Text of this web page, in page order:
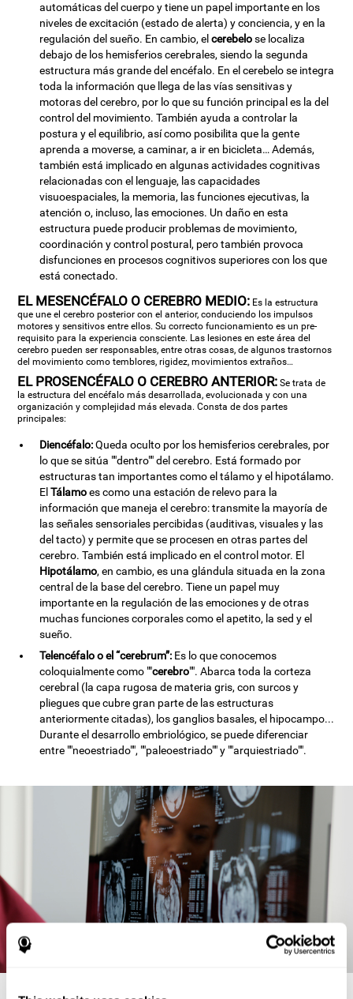
automáticas del cuerpo y tiene un papel importante en los
niveles de excitación (estado de alerta) y conciencia, y en la
regulación del sueño. En cambio, elcerebelose localiza
debajo de los hemisferios cerebrales, siendo la segunda
estructura más grande del encéfalo. En el cerebelo se integra
toda la información que llega de las vías sensitivas y
motoras del cerebro, por lo que su función principal es la del
control del movimiento. También ayuda a controlar la
postura y el equilibrio, así como posibilita que la gente
aprenda a moverse, a caminar, a ir en bicicleta… Además,
también está implicado en algunas actividades cognitivas
relacionadas con el lenguaje, las capacidades
visuoespaciales, la memoria, las funciones ejecutivas, la
atención o, incluso, las emociones. Un daño en esta
estructura puede producir problemas de movimiento,
coordinación y control postural, pero también provoca
disfunciones en procesos cognitivos superiores con los que
está conectado.
EL MESENCÉFALO O CEREBRO MEDIO: Es la estructura
que une el cerebro posterior con el anterior, conduciendo los impulsos
motores y sensitivos entre ellos. Su correcto funcionamiento es un pre-
requisito para la experiencia consciente. Las lesiones en este área del
cerebro pueden ser responsables, entre otras cosas, de algunos trastornos
del movimiento como temblores, rigidez, movimientos extraños…
EL PROSENCÉFALO O CEREBRO ANTERIOR: Se trata de
la estructura del encéfalo más desarrollada, evolucionada y con una
organización y complejidad más elevada. Consta de dos partes
principales:
Diencéfalo:Queda oculto por los hemisferios cerebrales, por
lo que se sitúa ""dentro"" del cerebro. Está formado por
estructuras tan importantes como el tálamo y el hipotálamo.
ElTálamoes como una estación de relevo para la
información que maneja el cerebro: transmite la mayoría de
las señales sensoriales percibidas (auditivas, visuales y las
del tacto) y permite que se procesen en otras partes del
cerebro. También está implicado en el control motor. El
Hipotálamo, en cambio, es una glándula situada en la zona
central de la base del cerebro. Tiene un papel muy
importante en la regulación de las emociones y de otras
muchas funciones corporales como el apetito, la sed y el
sueño.
Telencéfalo o el “cerebrum”: Es lo que conocemos
coloquialmente como ""cerebro"". Abarca toda la corteza
cerebral (la capa rugosa de materia gris, con surcos y
pliegues que cubre gran parte de las estructuras
anteriormente citadas), los ganglios basales, el hipocampo...
Durante el desarrollo embriológico, se puede diferenciar
entre ""neoestriado"", ""paleoestriado"" y ""arquiestriado"".